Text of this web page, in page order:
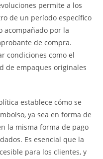
permite a los
de un período específico
acompañado por la
de compra.
condiciones como el
de empaques originales
establece cómo se
ya sea en forma de
la misma forma de pago
Es esencial que la
para los clientes, y